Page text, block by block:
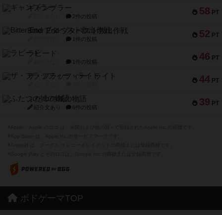
58 PT
ギャンブラー
2件の投稿
52 PT
Bitter End ブタペスト救出作戦
1件の投稿
46 PT
ラピード
1件の投稿
44 PT
ザ・フラッフィー・ライト
39 PT
ふたつの城の物語
紹介文あり 6件の投稿
ボドゲーマTOP